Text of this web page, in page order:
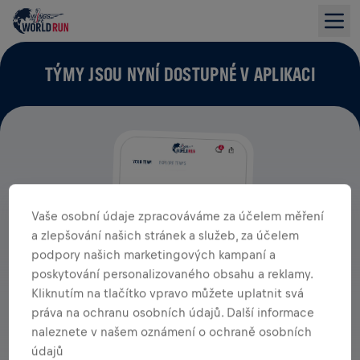
TÝMY JSOU NYNÍ DOSTUPNÉ V APLIKACI
Vaše osobní údaje zpracováváme za účelem měření
a zlepšování našich stránek a služeb, za účelem
podpory našich marketingových kampaní a
poskytování personalizovaného obsahu a reklamy.
Kliknutím na tlačítko vpravo můžete uplatnit svá
práva na ochranu osobních údajů. Další informace
naleznete v našem oznámení o ochraně osobních
údajů